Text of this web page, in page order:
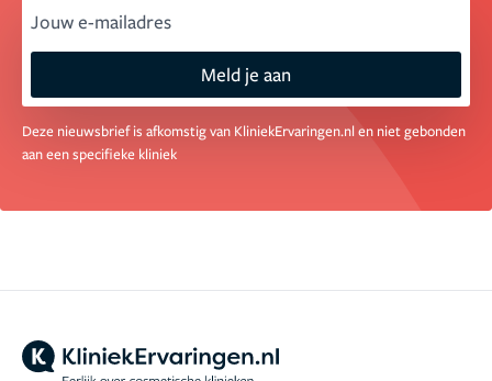
Meld je aan
Deze nieuwsbrief is afkomstig van KliniekErvaringen.nl en niet gebonden
aan een specifieke kliniek